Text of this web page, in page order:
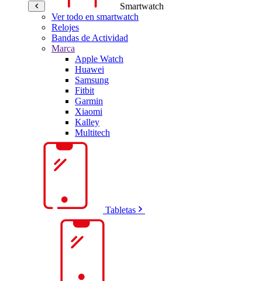
Smartwatch
Ver todo en smartwatch
Relojes
Bandas de Actividad
Marca
Apple Watch
Huawei
Samsung
Fitbit
Garmin
Xiaomi
Kalley
Multitech
Tabletas